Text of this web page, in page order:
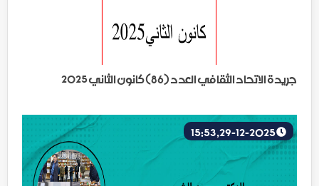
جريدة الاتحاد الثقافي العدد (86) كانون الثاني 2025